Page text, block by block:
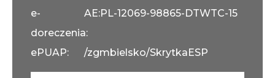
e-
doreczenia:
AE:PL-12069-98865-DTWTC-15
ePUAP: /zgmbielsko/SkrytkaESP